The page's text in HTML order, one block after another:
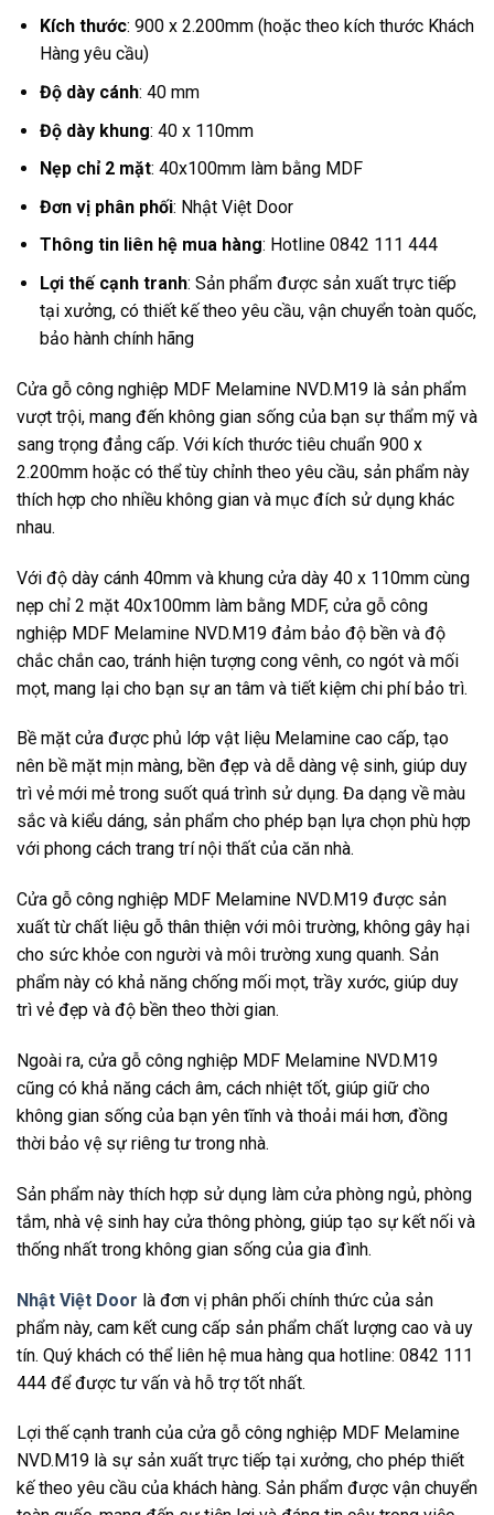
Kích thước: 900 x 2.200mm (hoặc theo kích thước Khách
Hàng yêu cầu)
Độ dày cánh: 40 mm
Độ dày khung: 40 x 110mm
Nẹp chỉ 2 mặt: 40x100mm làm bằng MDF
Đơn vị phân phối: Nhật Việt Door
Thông tin liên hệ mua hàng: Hotline 0842 111 444
Lợi thế cạnh tranh: Sản phẩm được sản xuất trực tiếp
tại xưởng, có thiết kế theo yêu cầu, vận chuyển toàn quốc,
bảo hành chính hãng
Cửa gỗ công nghiệp MDF Melamine NVD.M19 là sản phẩm
vượt trội, mang đến không gian sống của bạn sự thẩm mỹ và
sang trọng đẳng cấp. Với kích thước tiêu chuẩn 900 x
2.200mm hoặc có thể tùy chỉnh theo yêu cầu, sản phẩm này
thích hợp cho nhiều không gian và mục đích sử dụng khác
nhau.
Với độ dày cánh 40mm và khung cửa dày 40 x 110mm cùng
nẹp chỉ 2 mặt 40x100mm làm bằng MDF, cửa gỗ công
nghiệp MDF Melamine NVD.M19 đảm bảo độ bền và độ
chắc chắn cao, tránh hiện tượng cong vênh, co ngót và mối
mọt, mang lại cho bạn sự an tâm và tiết kiệm chi phí bảo trì.
Bề mặt cửa được phủ lớp vật liệu Melamine cao cấp, tạo
nên bề mặt mịn màng, bền đẹp và dễ dàng vệ sinh, giúp duy
trì vẻ mới mẻ trong suốt quá trình sử dụng. Đa dạng về màu
sắc và kiểu dáng, sản phẩm cho phép bạn lựa chọn phù hợp
với phong cách trang trí nội thất của căn nhà.
Cửa gỗ công nghiệp MDF Melamine NVD.M19 được sản
xuất từ chất liệu gỗ thân thiện với môi trường, không gây hại
cho sức khỏe con người và môi trường xung quanh. Sản
phẩm này có khả năng chống mối mọt, trầy xước, giúp duy
trì vẻ đẹp và độ bền theo thời gian.
Ngoài ra, cửa gỗ công nghiệp MDF Melamine NVD.M19
cũng có khả năng cách âm, cách nhiệt tốt, giúp giữ cho
không gian sống của bạn yên tĩnh và thoải mái hơn, đồng
thời bảo vệ sự riêng tư trong nhà.
Sản phẩm này thích hợp sử dụng làm cửa phòng ngủ, phòng
tắm, nhà vệ sinh hay cửa thông phòng, giúp tạo sự kết nối và
thống nhất trong không gian sống của gia đình.
Nhật Việt Door là đơn vị phân phối chính thức của sản
phẩm này, cam kết cung cấp sản phẩm chất lượng cao và uy
tín. Quý khách có thể liên hệ mua hàng qua hotline: 0842 111
444 để được tư vấn và hỗ trợ tốt nhất.
Lợi thế cạnh tranh của cửa gỗ công nghiệp MDF Melamine
NVD.M19 là sự sản xuất trực tiếp tại xưởng, cho phép thiết
kế theo yêu cầu của khách hàng. Sản phẩm được vận chuyển